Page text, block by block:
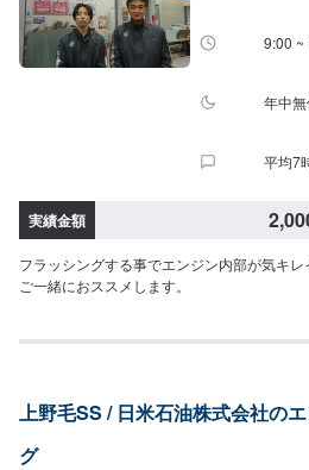
9:00 ~
年中無
平均7
実績金額
フラッシングする事でエンジン内部が気キ
ご一緒におススメします。
上野毛SS / 日米石油株式会社の
グ